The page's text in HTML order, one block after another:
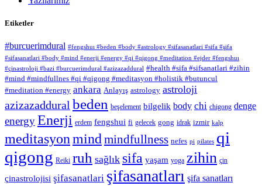
Etiketler
#burcuerimdural #fengshuı #beden #body #astrology #sifasanatlari #sifa #şifa
#sifasanatlari #body #mind #enerji #energy #qi #qigong #meditation #ejder #fengshuı
#çinastroloji #bazi #burcuerimdural #azizazaddural #health #sifa #sifsanatlari #zihin
#mind #mindfullnes #qi #qigong #meditasyon #holistik #butuncul
#meditation #energy ankara Anlayış astrology astroloji
azizazaddural beden beşelement bilgelik body chi chigong denge
energyEnerji erdem fengshui fi gelecek gong idrak izmir kalp
meditasyonmind mindfullness nefes pi pilates qi
qigong Reiki ruh sağlık sifa yaşam yoga zihin çin
çinastrolojisi şifasanatlari şifasanatları şifa sanatları